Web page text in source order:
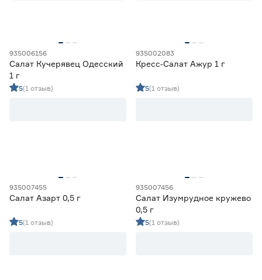
935006156
Салат Кучерявец Одесский
1 г
5(1 отзыв)
935002083
Кресс‑Салат Ажур 1 г
5(1 отзыв)
935007455
Салат Азарт 0,5 г
5(1 отзыв)
935007456
Салат Изумрудное кружево
0,5 г
5(1 отзыв)